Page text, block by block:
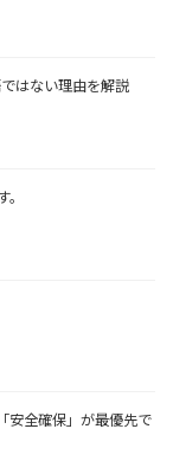
はない理由を解説
安全確保」が最優先で